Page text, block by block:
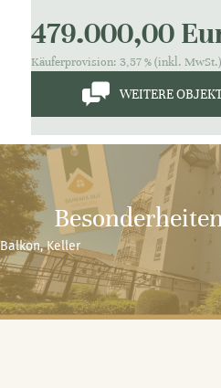
479.000,00
Käuferprovision: 3,57 % (inkl. MwSt.)
WEITERE
Balkon, Keller